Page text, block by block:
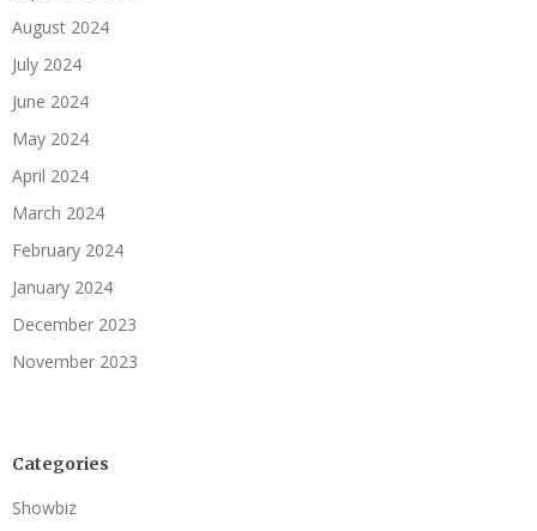
August 2024
July 2024
June 2024
May 2024
April 2024
March 2024
February 2024
January 2024
December 2023
November 2023
Categories
Showbiz